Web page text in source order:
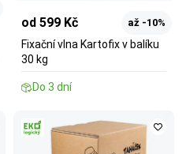
od 599 Kč až -10%
Fixační vlna Kartofix v balíku
30 kg
Do 3 dní